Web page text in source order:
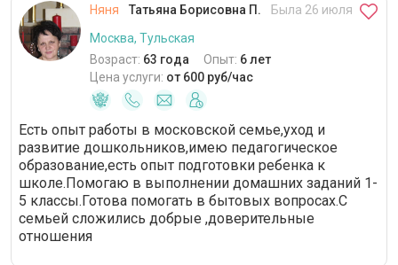
Няня Татьяна Борисовна П.
Была 26 июля
Москва, Тульская
Возраст: 63 года Опыт: 6 лет
Цена услуги: от 600 руб/час
Есть опыт работы в московской семье,уход и
развитие дошкольников,имею педагогическое
образование,есть опыт подготовки ребенка к
школе.Помогаю в выполнении домашних заданий 1-
5 классы.Готова помогать в бытовых вопросах.С
семьей сложились добрые ,доверительные
отношения